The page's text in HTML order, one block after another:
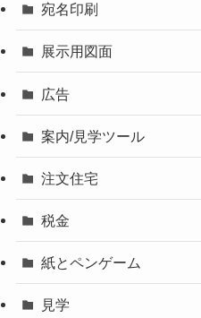
宛名印刷
展示用図面
広告
案内/見学ツール
注文住宅
税金
紙とペンゲーム
見学